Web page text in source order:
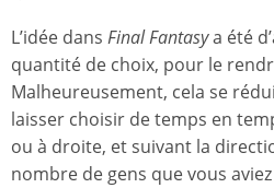
L’idée dans Final Fantasya été
quantité de choix, pour le
Malheureusement, cela se
laisser choisir de temps en
ou à droite, et suivant la
nombre de gens que vous